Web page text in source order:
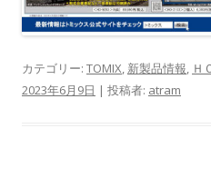
カテゴリー: TOMIX, 新製品情報, Ｈ
2023年6月9日 | 投稿者: atram